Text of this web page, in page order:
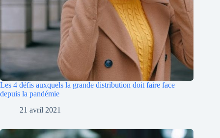
Les 4 défis auxquels la grande distribution doit faire face
depuis la pandémie
21 avril 2021